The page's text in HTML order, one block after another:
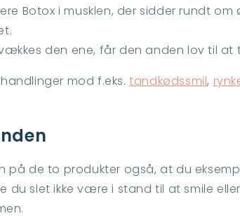
Botox i musklen, der sidder rundt
den ene, får den anden lov til
mod f.eks. tandkødssmil,
på de to produkter også, at du
du slet ikke være i stand til at smile